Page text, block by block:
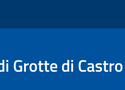
Grotte di Castro